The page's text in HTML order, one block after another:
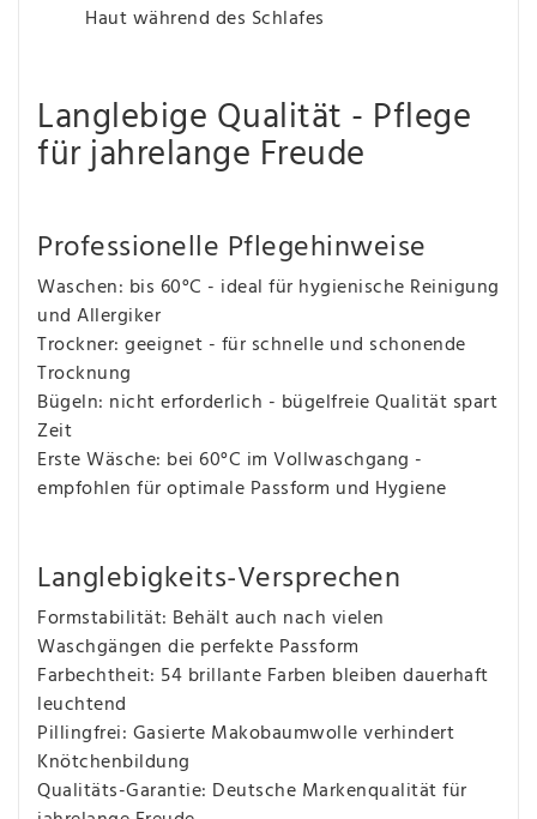
Haut während des Schlafes
Langlebige Qualität - Pflege
für jahrelange Freude
Professionelle Pflegehinweise
Waschen: bis 60°C - ideal für hygienische Reinigung
und Allergiker
Trockner: geeignet - für schnelle und schonende
Trocknung
Bügeln: nicht erforderlich - bügelfreie Qualität spart
Zeit
Erste Wäsche: bei 60°C im Vollwaschgang -
empfohlen für optimale Passform und Hygiene
Langlebigkeits-Versprechen
Formstabilität: Behält auch nach vielen
Waschgängen die perfekte Passform
Farbechtheit: 54 brillante Farben bleiben dauerhaft
leuchtend
Pillingfrei: Gasierte Makobaumwolle verhindert
Knötchenbildung
Qualitäts-Garantie: Deutsche Markenqualität für